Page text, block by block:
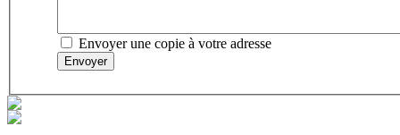
Envoyer une copie à votre adresse
Envoyer